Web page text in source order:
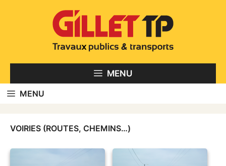
MENU
MENU
VOIRIES (ROUTES, CHEMINS…)